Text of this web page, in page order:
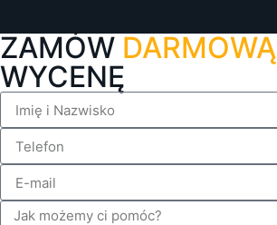
ZAMÓW DARMOWĄ
WYCENĘ